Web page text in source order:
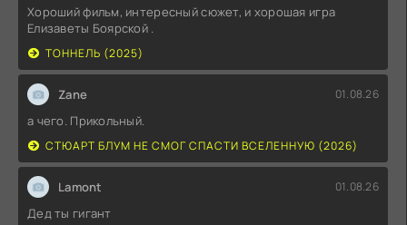
Хороший фильм, интересный сюжет, и хорошая игра
Елизаветы Боярской .
ТОННЕЛЬ (2025)
Zane 01.08.26
а чего. Прикольный.
СТЮАРТ БЛУМ НЕ СМОГ СПАСТИ ВСЕЛЕННУЮ (2026)
Lamont 01.08.26
Дед ты гигант